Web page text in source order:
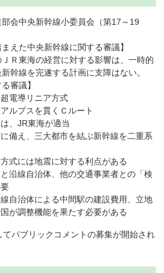
会中央新幹線小委員会（第17～19
まえた中央新幹線に関する審議】
Ｒ東海の経営に対する影響は、一時的
幹線を完遂する計画に支障はない。
審議】
電導リニア方式
ルプスを貫くＣルート
、JR東海が適当
備え、三大都市を結ぶ新幹線を二重系
式には地震に対する利点がある
沿線自治体、他の交通事業者との「検
自治体による中間駅の建設費用、立地
が調整機能を果たす必要がある
パブリックコメントの募集が開始され